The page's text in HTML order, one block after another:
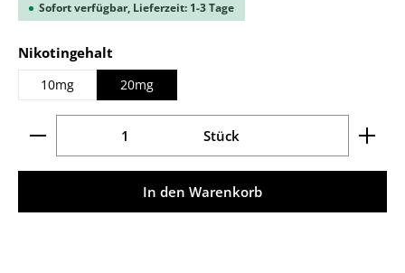
Sofort verfügbar, Lieferzeit: 1-3 Tage
Nikotingehalt
10mg 20mg
Produkt Anzahl: Gib den gewünschten Wert ein
Stück
In den Warenkorb